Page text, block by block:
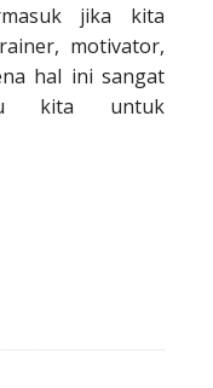
jika kita
motivator,
hal ini sangat
kita untuk